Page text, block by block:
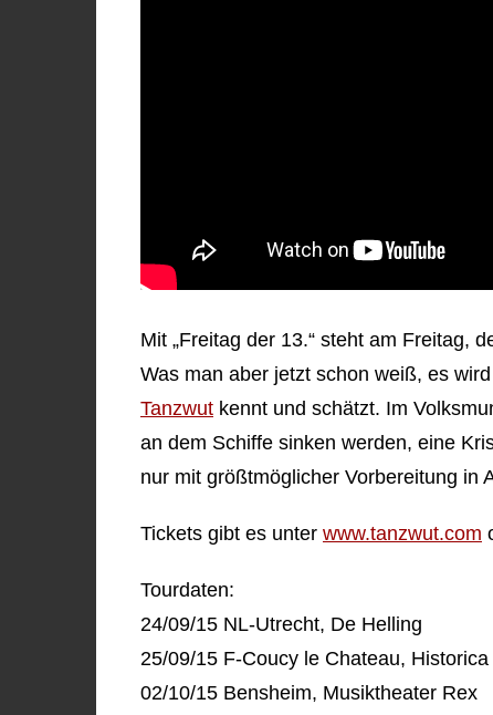
Mit „Freitag der 13.“ steht am Freitag,
Was man aber jetzt schon weiß, es
Tanzwut kennt und schätzt. Im
an dem Schiffe sinken werden, eine
nur mit größtmöglicher Vorbereitung in
Tickets gibt es unter www.tanzwut.com
Tourdaten:
24/09/15 NL-Utrecht, De Helling
25/09/15 F-Coucy le Chateau,
02/10/15 Bensheim, Musiktheater Rex